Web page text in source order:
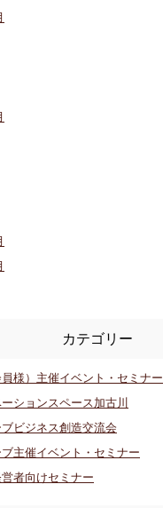
カテゴリー
様）主催イベント・セミナー
ションスペース加古川
ビジネス創造交流会
主催イベント・セミナー
者向けセミナー